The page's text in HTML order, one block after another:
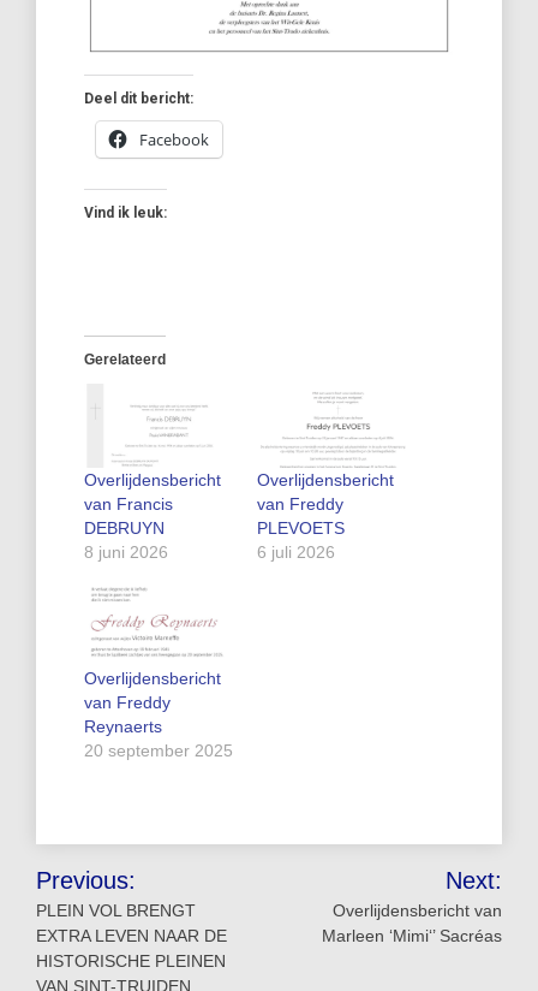
Deel dit bericht:
Facebook
Vind ik leuk:
Gerelateerd
Overlijdensbericht
van Francis
DEBRUYN
8 juni 2026
Overlijdensbericht
van Freddy
PLEVOETS
6 juli 2026
Overlijdensbericht
van Freddy
Reynaerts
20 september 2025
Bericht
navigatie
Previous:
PLEIN VOL BRENGT
EXTRA LEVEN NAAR DE
HISTORISCHE PLEINEN
VAN SINT-TRUIDEN
Next:
Overlijdensbericht van
Marleen ‘Mimi‘’ Sacréas